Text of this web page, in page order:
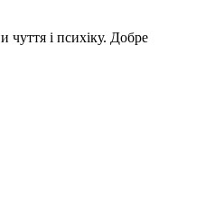
чуття і психіку. Добре